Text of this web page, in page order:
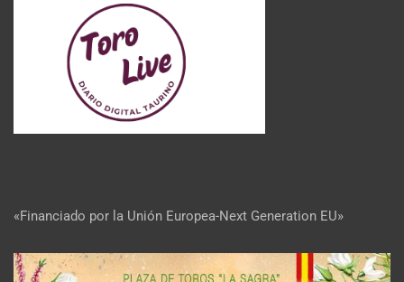
«Financiado por la Unión Europea-Next Generation EU»